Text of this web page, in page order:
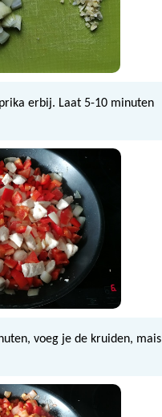
erbij. Laat 5-10 minuten
voeg je de kruiden, mais